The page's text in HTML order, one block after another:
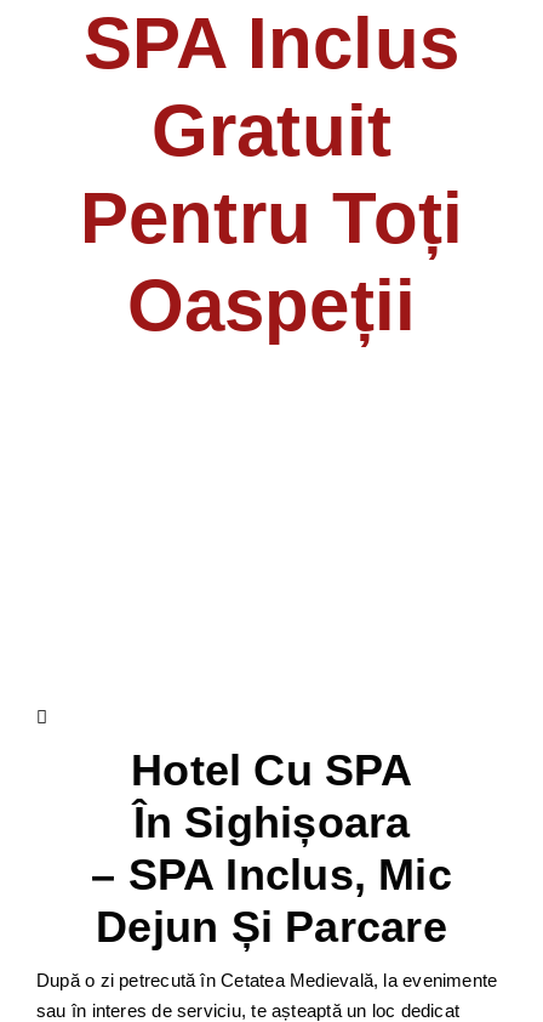
SPA Inclus
Gratuit
Pentru Toți
Oaspeții
Hotel Cu SPA
În Sighișoara
– SPA Inclus, Mic
Dejun Și Parcare
După o zi petrecută în Cetatea Medievală, la evenimente
sau în interes de serviciu, te așteaptă un loc dedicat